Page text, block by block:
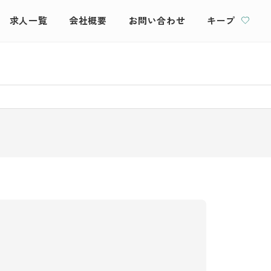
求人一覧 会社概要 お問い合わせ キープ